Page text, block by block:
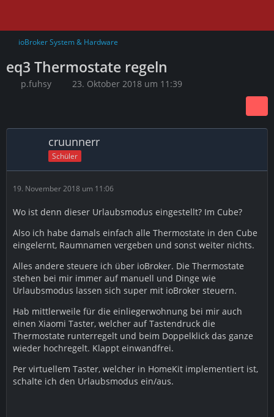
ioBroker System & Hardware
eq3 Thermostate regeln
p.fuhsy 23. Oktober 2018 um 11:39
cruunnerr
Schüler
19. November 2018 um 11:06
Wo ist denn dieser Urlaubsmodus eingestellt? Im Cube?
Also ich habe damals einfach alle Thermostate in den Cube
eingelernt, Raumnamen vergeben und sonst weiter nichts.
Alles andere steuere ich über ioBroker. Die Thermostate
stehen bei mir immer auf manuell und Dinge wie
Urlaubsmodus lassen sich super mit ioBroker steuern.
Hab mittlerweile für die einliegerwohnung bei mir auch
einen Xiaomi Taster, welcher auf Tastendruck die
Thermostate runterregelt und beim Doppelklick das ganze
wieder hochregelt. Klappt einwandfrei.
Per virtuellem Taster, welcher in HomeKit implementiert ist,
schalte ich den Urlaubsmodus ein/aus.